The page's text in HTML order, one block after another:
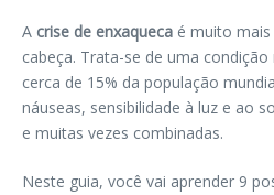
A crise de enxaqueca é muito
cabeça. Trata-se de uma
cerca de 15% da população
náuseas, sensibilidade à luz e ao
e muitas vezes combinadas.
Neste guia, você vai aprender 9